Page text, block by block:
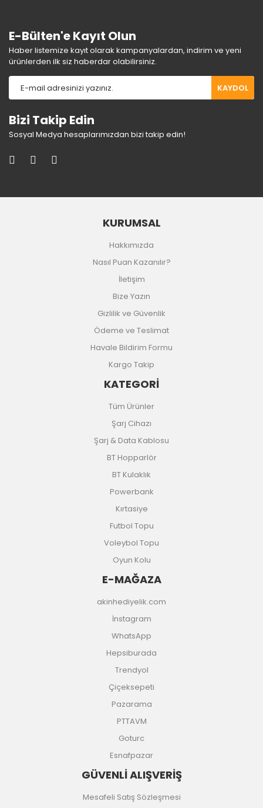
E-Bülten'e Kayıt Olun
Haber listemize kayıt olarak kampanyalardan, indirim ve yeni
ürünlerden ilk siz haberdar olabilirsiniz.
KAYDOL
Bizi Takip Edin
Sosyal Medya hesaplarımızdan bizi takip edin!
KURUMSAL
Hakkımızda
Nasıl Puan Kazanılır?
İletişim
Bize Yazın
Gizlilik ve Güvenlik
Ödeme ve Teslimat
Havale Bildirim Formu
Kargo Takip
KATEGORİ
Tüm Ürünler
Şarj Cihazı
Şarj & Data Kablosu
BT Hopparlör
BT Kulaklık
Powerbank
Kırtasiye
Futbol Topu
Voleybol Topu
Oyun Kolu
E-MAĞAZA
akinhediyelik.com
İnstagram
WhatsApp
Hepsiburada
Trendyol
Çiçeksepeti
Pazarama
PTTAVM
Goturc
Esnafpazar
GÜVENLİ ALIŞVERİŞ
Mesafeli Satış Sözleşmesi